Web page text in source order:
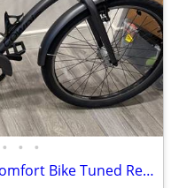
• • •
Electra Townie Hybrid Cruiser Comfort Bike Tuned Ready/Ride